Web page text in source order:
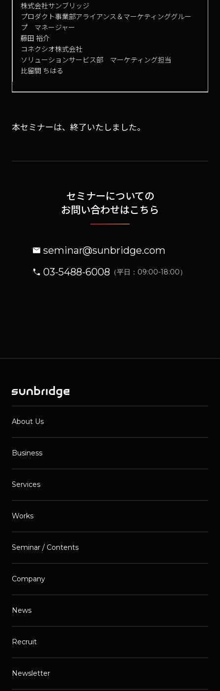
株式会社サンブリッジ
プロダクト事業部アライアンス＆マーケティンググルー
プ マネージャー
藤田 裕介
コネクシオ株式会社
ソリューションサービス部 マーケティング担当
比留間 ちはる
本セミナーは、終了いたしました。
セミナーについての
お問い合わせはこちら
seminar@sunbridge.com
03-5488-6008 （平日：09:00-18:00）
About Us
Business
Services
Works
Seminar / Contents
Company
News
Recruit
Newsletter